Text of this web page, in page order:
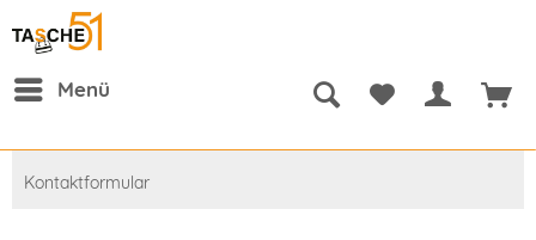
Menü
Kontaktformular